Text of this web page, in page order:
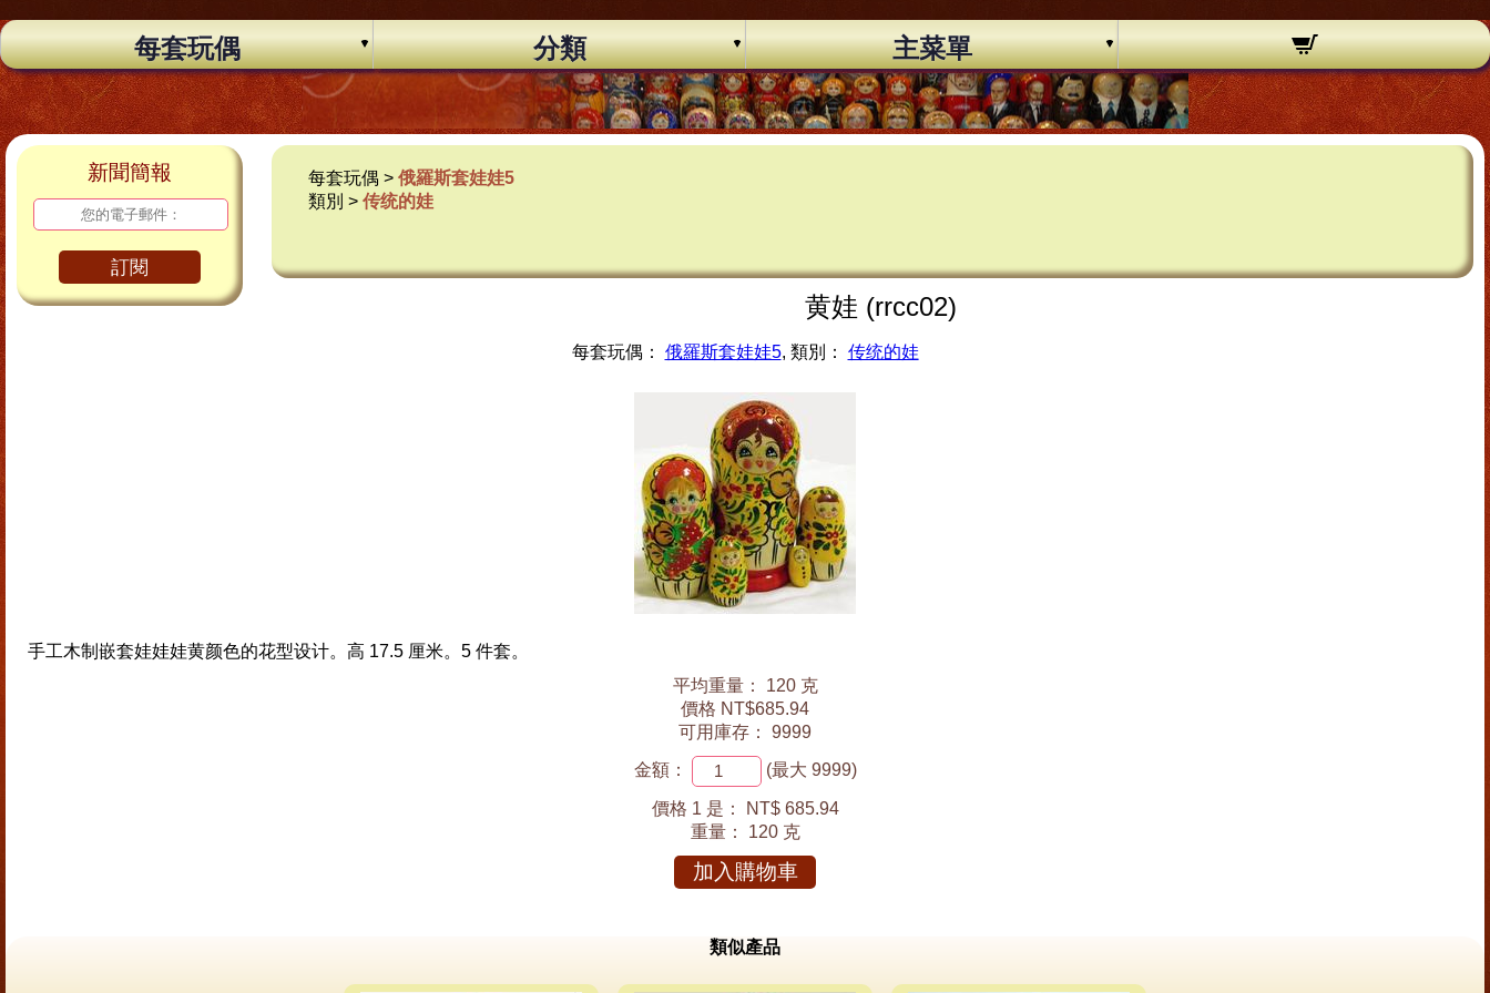
每套玩偶 分類 主菜單
新聞簡報
訂閱
每套玩偶 >俄羅斯套娃娃5
類別 >传统的娃
黄娃 (rrcc02)
每套玩偶： 俄羅斯套娃娃5, 類別： 传统的娃
手工木制嵌套娃娃娃黄颜色的花型设计。高 17.5 厘米。5 件套。
平均重量： 120 克
價格 NT$685.94
可用庫存： 9999
金額： (最大 9999)
價格 1 是：
NT$ 685.94
重量： 120 克
加入購物車
類似產品